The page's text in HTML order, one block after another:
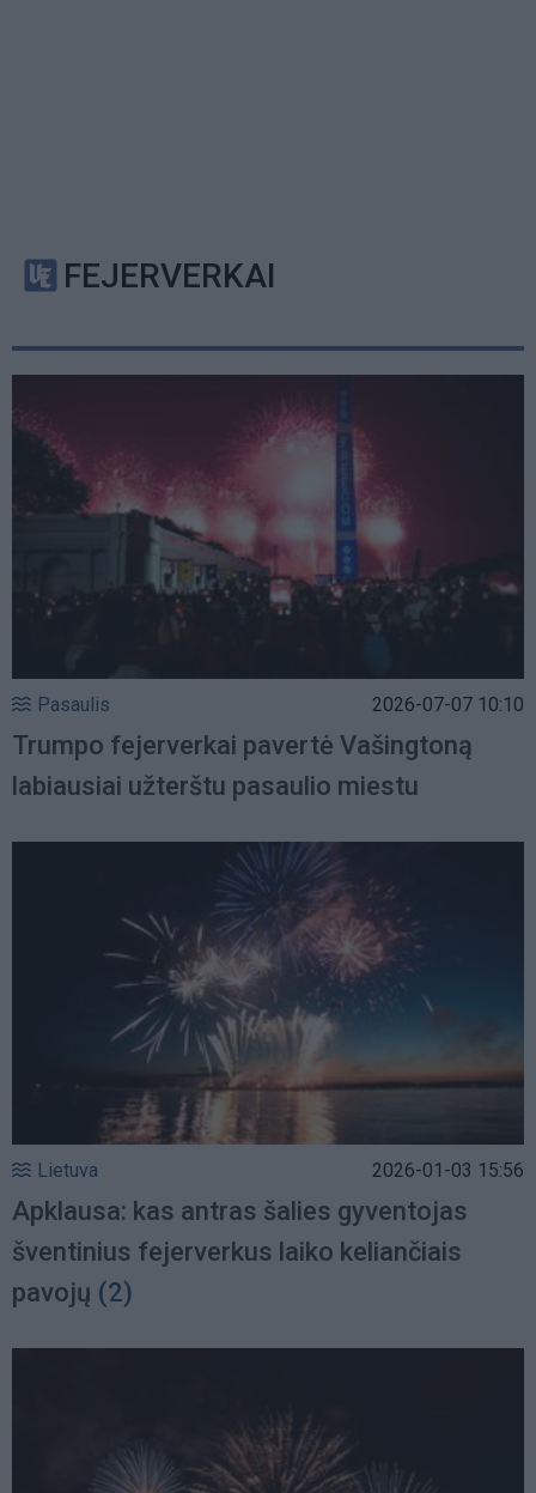
FEJERVERKAI
Pasaulis 2026-07-07 10:10
Trumpo fejerverkai pavertė Vašingtoną
labiausiai užterštu pasaulio miestu
Lietuva 2026-01-03 15:56
Apklausa: kas antras šalies gyventojas
šventinius fejerverkus laiko keliančiais
pavojų (2)